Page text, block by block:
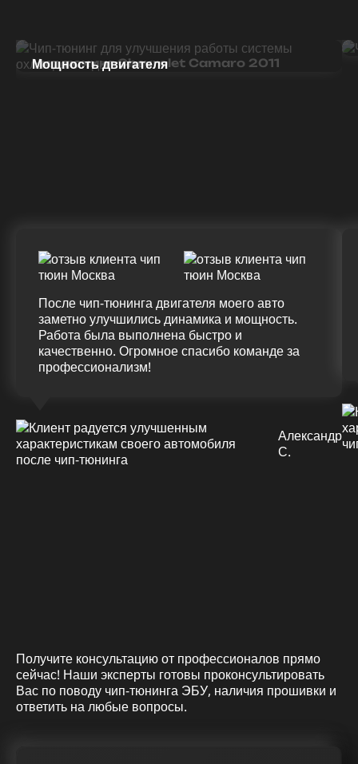
Чип тюнинг Chevrolet Camaro 2011
Мощность двигателя
После чип-тюнинга двигателя моего авто
заметно улучшились динамика и мощность.
Работа была выполнена быстро и
качественно. Огромное спасибо команде за
профессионализм!
Александр
С.
Получите консультацию от профессионалов прямо
сейчас! Наши эксперты готовы проконсультировать
Вас по поводу чип-тюнинга ЭБУ, наличия прошивки и
ответить на любые вопросы.